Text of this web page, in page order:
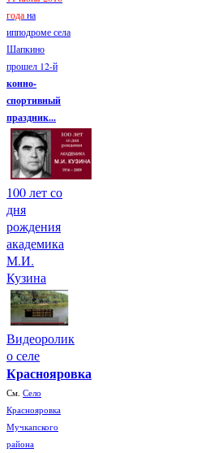
годана
ипподроме села
Шапкино
прошел 12-й
конно-
спортивный
праздник...
100 лет со
дня
рождения
академика
М.И.
Кузина
Видеоролик
о селе
Краснояровка
См. Село
Краснояровка
Мучкапского
района